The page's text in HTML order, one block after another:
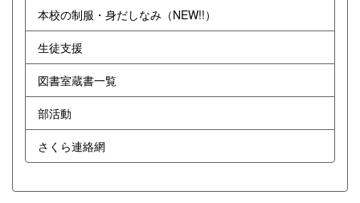
本校の制服・身だしなみ（NEW!!）
生徒支援
図書室蔵書一覧
部活動
さくら連絡網